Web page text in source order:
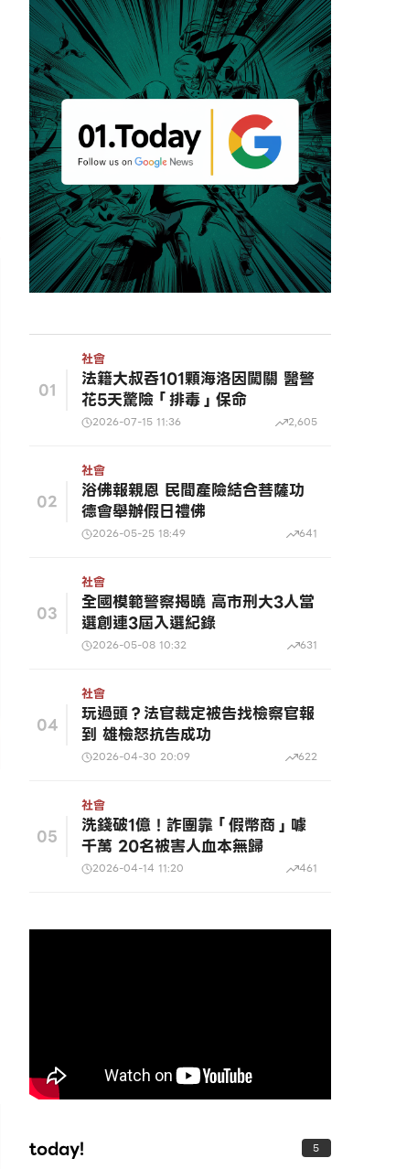
01
社會
法籍大叔吞101顆海洛因闖關 醫警
花5天驚險「排毒」保命
2026-07-15 11:36 2,605
02
社會
浴佛報親恩 民間產險結合菩薩功
德會舉辦假日禮佛
2026-05-25 18:49 641
03
社會
全國模範警察揭曉 高市刑大3人當
選創連3屆入選紀錄
2026-05-08 10:32 631
04
社會
玩過頭？法官裁定被告找檢察官報
到 雄檢怒抗告成功
2026-04-30 20:09 622
05
社會
洗錢破1億！詐團靠「假幣商」噱
千萬 20名被害人血本無歸
2026-04-14 11:20 461
today! 5